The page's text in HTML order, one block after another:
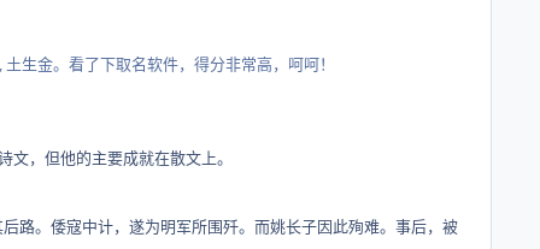
生金。看了下取名软件，得分非常高，呵呵！
，但他的主要成就在散文上。
。倭寇中计，遂为明军所围歼。而姚长子因此殉难。事后，被